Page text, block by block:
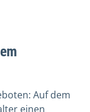
Auf dem
einen